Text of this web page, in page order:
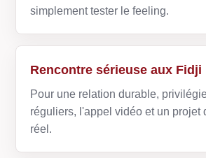
simplement tester le feeling.
Rencontre sérieuse aux Fidji
Pour une relation durable,
réguliers, l'appel vidéo et un projet
réel.